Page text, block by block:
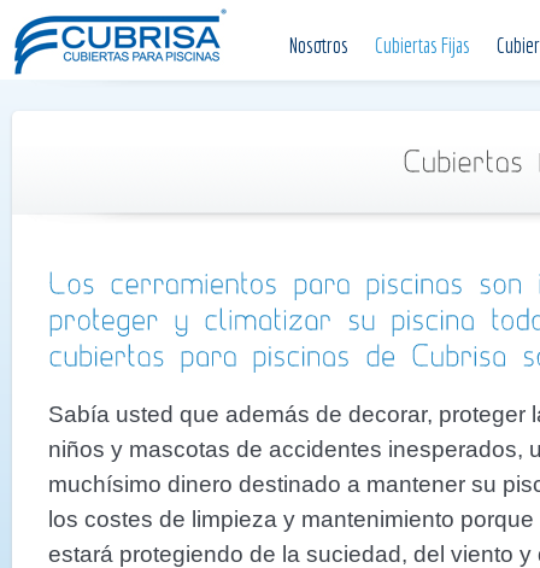
Nosotros Cubiertas Fijas
Sabía usted que además de decorar, proteger
niños y mascotas de accidentes inesperados,
muchísimo dinero destinado a mantener su
los costes de limpieza y mantenimiento
estará protegiendo de la suciedad, del viento y